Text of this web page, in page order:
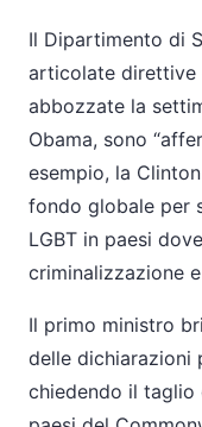
Il Dipartimento di
articolate direttive
abbozzate la
Obama, sono
esempio, la
fondo globale per
LGBT in paesi
criminalizzazione
Il primo ministro
delle dichiarazioni
chiedendo il